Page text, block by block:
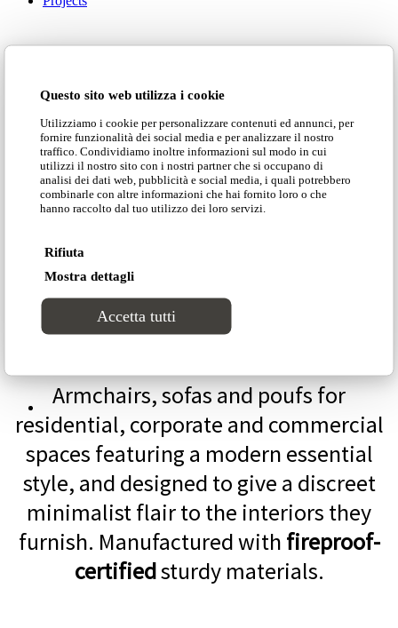
Questo sito web utilizza i cookie
Utilizziamo i cookie per personalizzare contenuti ed annunci, per
fornire funzionalità dei social media e per analizzare il nostro
traffico. Condividiamo inoltre informazioni sul modo in cui
utilizzi il nostro sito con i nostri partner che si occupano di
analisi dei dati web, pubblicità e social media, i quali potrebbero
combinarle con altre informazioni che hai fornito loro o che
hanno raccolto dal tuo utilizzo dei loro servizi.
Rifiuta
Mostra dettagli
Accetta tutti
Search Site
Download catalogues»
Armchairs, sofas and poufs for
residential, corporate and commercial
spaces featuring a modern essential
style, and designed to give a discreet
minimalist flair to the interiors they
furnish. Manufactured with fireproof-
certifiedsturdy materials.